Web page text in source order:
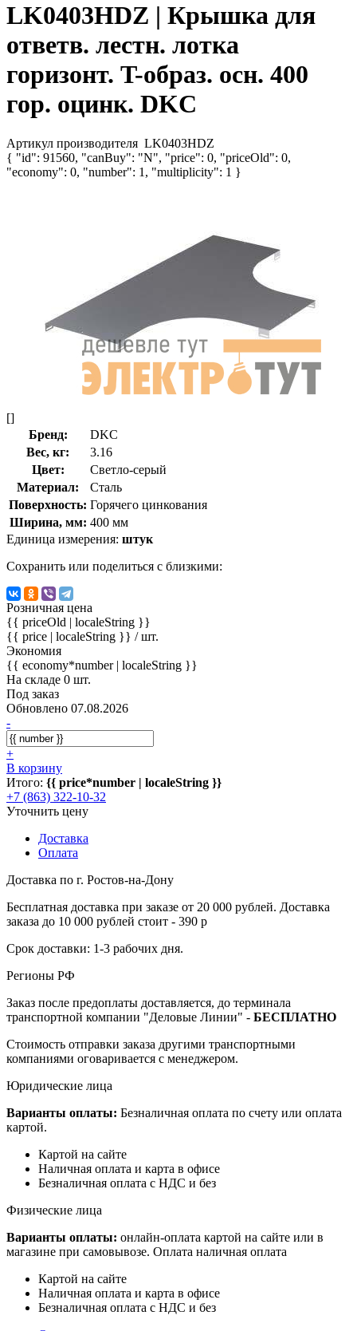
LK0403HDZ | Крышка для
ответв. лестн. лотка
горизонт. T-образ. осн. 400
гор. оцинк. DKC
Артикул производителя LK0403HDZ
{ "id": 91560, "canBuy": "N", "price": 0, "priceOld": 0,
"economy": 0, "number": 1, "multiplicity": 1 }
[]
Бренд:
DKC
Вес, кг:
3.16
Цвет:
Светло-серый
Материал:
Сталь
Поверхность: Горячего цинкования
Ширина, мм: 400 мм
Единица измерения: штук
Сохранить или поделиться с близкими:
Розничная цена
{{ priceOld | localeString }}
{{ price | localeString }} / шт.
Экономия
{{ economy*number | localeString }}
На складе 0 шт.
Под заказ
Обновлено 07.08.2026
-
+
В корзину
Итого: {{ price*number | localeString }}
+7 (863) 322-10-32
Уточнить цену
Доставка
Оплата
Доставка по г. Ростов-на-Дону
Бесплатная доставка при заказе от 20 000 рублей. Доставка
заказа до 10 000 рублей стоит - 390 р
Срок доставки: 1-3 рабочих дня.
Регионы РФ
Заказ после предоплаты доставляется, до терминала
транспортной компании "Деловые Линии" - БЕСПЛАТНО
Стоимость отправки заказа другими транспортными
компаниями оговаривается с менеджером.
Юридические лица
Варианты оплаты: Безналичная оплата по счету или оплата
картой.
Картой на сайте
Наличная оплата и карта в офисе
Безналичная оплата с НДС и без
Физические лица
Варианты оплаты: онлайн-оплата картой на сайте или в
магазине при самовывозе. Оплата наличная оплата
Картой на сайте
Наличная оплата и карта в офисе
Безналичная оплата с НДС и без